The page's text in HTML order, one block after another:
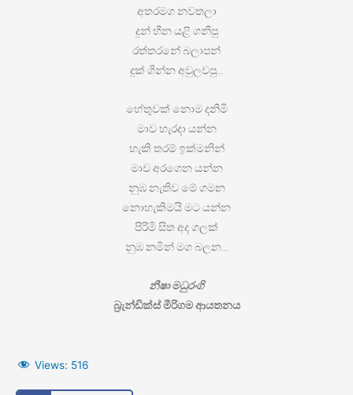
අතරමග නවතලා
දුන් හීන යළි ගනිපු
රත්තරනේ බලාපන්
දුක් ගින්න අවුලවපු…
හේතුවක් නොම දනිමි
මාව හැරදා යන්න
හැකි තරම් ඉක්මනින්
මාව අරගෙන යන්න
නුඹ නැතිව මේ ගමන
නොහැකිමයි මට යන්න
පිරිමි සිත අද ගලක්
නුඹ නමින් මග බලන…
නීෂා මධුරංගි
බ්‍රැන්ඩික්ස් මීරිගම ආයතනය
Views: 516